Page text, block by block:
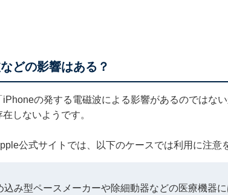
どの影響はある？
iPhoneの発する電磁波による影響があるのではな
しないようです。
公式サイトでは、以下のケースでは利用に注意
込み型ペースメーカーや除細動器などの医療機器